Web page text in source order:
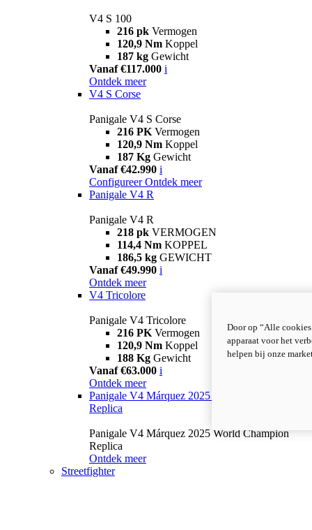
V4 S 100
216 pk Vermogen
120,9 Nm Koppel
187 kg Gewicht
Vanaf €117.000 i
Ontdek meer
V4 S Corse
Panigale V4 S Corse
216 PK Vermogen
120,9 Nm Koppel
187 Kg Gewicht
Vanaf €42.990 i
Configureer Ontdek meer
Panigale V4 R
Panigale V4 R
218 pk VERMOGEN
114,4 Nm KOPPEL
186,5 kg GEWICHT
Vanaf €49.990 i
Ontdek meer
V4 Tricolore
Panigale V4 Tricolore
216 PK Vermogen
120,9 Nm Koppel
188 Kg Gewicht
Vanaf €63.000 i
Ontdek meer
Panigale V4 Márquez 2025 World Champion
Replica
Panigale V4 Márquez 2025 World Champion
Replica
Ontdek meer
Streetfighter
Door op “Alle
apparaat voor het
helpen bij onze